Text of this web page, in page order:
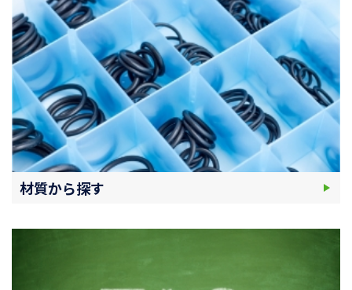
材質から探す